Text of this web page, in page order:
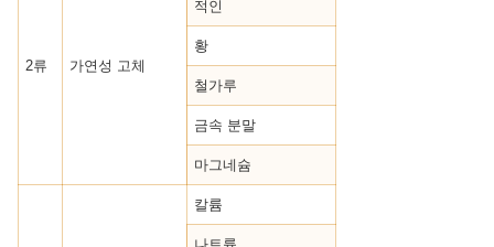
2류 가연성 고체
적인
황
철가루
금속 분말
마그네슘
칼륨